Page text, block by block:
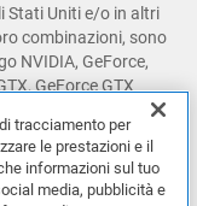
Stati Uniti e/o in altri
combinazioni, sono
NVIDIA, GeForce,
GeForce GTX
ShadowPlay, SLI,
Maxwell, Pascal e
Corporation
tracciamento per
le prestazioni e il
informazioni sul tuo
media, pubblicità e